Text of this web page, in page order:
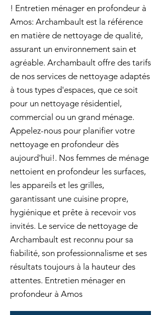
! Entretien ménager en profondeur à
Amos: Archambault est la référence
en matière de nettoyage de qualité,
assurant un environnement sain et
agréable. Archambault offre des tarifs
de nos services de nettoyage adaptés
à tous types d'espaces, que ce soit
pour un nettoyage résidentiel,
commercial ou un grand ménage.
Appelez-nous pour planifier votre
nettoyage en profondeur dès
aujourd'hui!. Nos femmes de ménage
nettoient en profondeur les surfaces,
les appareils et les grilles,
garantissant une cuisine propre,
hygiénique et prête à recevoir vos
invités. Le service de nettoyage de
Archambault est reconnu pour sa
fiabilité, son professionnalisme et ses
résultats toujours à la hauteur des
attentes. Entretien ménager en
profondeur à Amos